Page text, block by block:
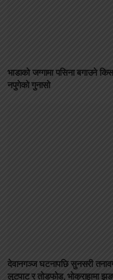
भाडाको जग्गामा पसिना बगाउने
नपुगेको गुनासो
देवानगञ्ज घटनापछि सुनसरी
लुटपाट र तोडफोड, भोक्राहामा